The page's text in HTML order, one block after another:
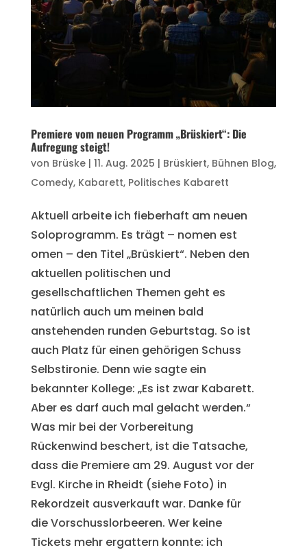
Premiere vom neuen Programm „Brüskiert“: Die
Aufregung steigt!
von Brüske| 11. Aug. 2025 | Brüskiert, Bühnen Blog,
Comedy, Kabarett, Politisches Kabarett
Aktuell arbeite ich fieberhaft am neuen
Soloprogramm. Es trägt – nomen est
omen – den Titel „Brüskiert“. Neben den
aktuellen politischen und
gesellschaftlichen Themen geht es
natürlich auch um meinen bald
anstehenden runden Geburtstag. So ist
auch Platz für einen gehörigen Schuss
Selbstironie. Denn wie sagte ein
bekannter Kollege: „Es ist zwar Kabarett.
Aber es darf auch mal gelacht werden.“
Was mir bei der Vorbereitung
Rückenwind beschert, ist die Tatsache,
dass die Premiere am 29. August vor der
Evgl. Kirche in Rheidt (siehe Foto) in
Rekordzeit ausverkauft war. Danke für
die Vorschusslorbeeren. Wer keine
Tickets mehr ergattern konnte: ich